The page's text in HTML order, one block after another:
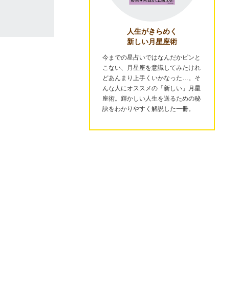
人生がきらめく
新しい月星座術
今までの星占いではなんだかピンと
こない、月星座を意識してみたけれ
どあんまり上手くいかなった…。そ
んな人にオススメの「新しい」月星
座術。輝かしい人生を送るための秘
訣をわかりやすく解説した一冊。